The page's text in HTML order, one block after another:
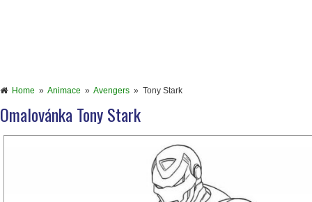
Home » Animace » Avengers » Tony Stark
Omalovánka Tony Stark